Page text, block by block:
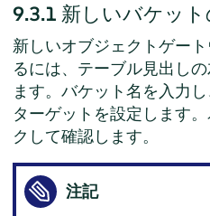
9.3.1 新しいバケット
新しいオブジェクトゲー
るには、テーブル見出し
ます。バケット名を入力
ターゲットを設定します。
クして確認します。
注記